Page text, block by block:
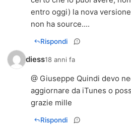
entro oggi) la nova
non ha source....
Rispondi
diess18 anni fa
@ Giuseppe Quindi devo
aggiornare da iTunes o
grazie mille
Rispondi